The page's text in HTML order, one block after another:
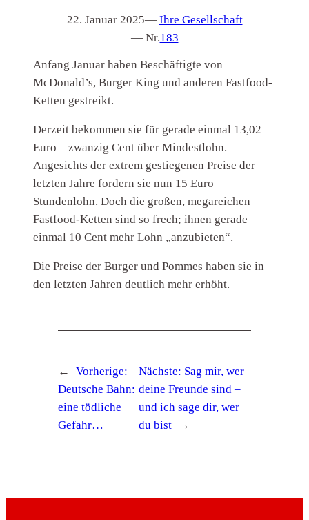
22. Januar 2025— Ihre Gesellschaft
— Nr.183
Anfang Januar haben Beschäftigte von
McDonald’s, Burger King und anderen Fastfood-
Ketten gestreikt.
Derzeit bekommen sie für gerade einmal 13,02
Euro – zwanzig Cent über Mindestlohn.
Angesichts der extrem gestiegenen Preise der
letzten Jahre fordern sie nun 15 Euro
Stundenlohn. Doch die großen, megareichen
Fastfood-Ketten sind so frech; ihnen gerade
einmal 10 Cent mehr Lohn „anzubieten“.
Die Preise der Burger und Pommes haben sie in
den letzten Jahren deutlich mehr erhöht.
←
Vorherige:
Deutsche Bahn:
eine tödliche
Gefahr…
Nächste: Sag mir, wer
deine Freunde sind –
und ich sage dir, wer
du bist
→